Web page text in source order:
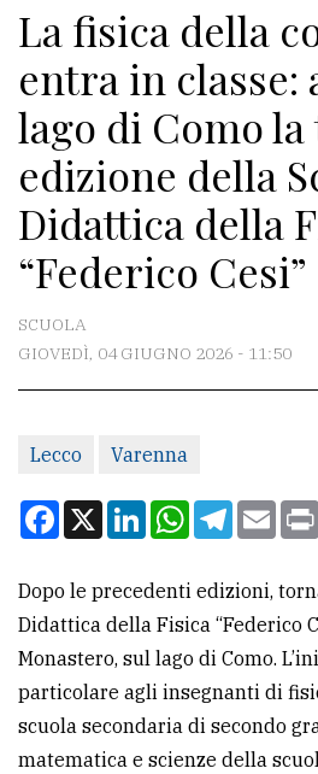
Meteo
CONTATTI
La
redazione
Scrivici
la
Cerca
comune
Ricerca
avanzata
LE
La fisica della
entra in classe:
lago di Como
edizione della
Didattica della
“Federico Cesi”
SCUOLA
GIOVEDÌ, 04 GIUGNO 2026 - 11:50
Lecco Varenna
Facebook
X LinkedInWhatsApp
Telegram
Dopo le precedenti edizioni,
Didattica della Fisica “Federico
Monastero, sul lago di Como.
particolare agli insegnanti di
scuola secondaria di secondo
matematica e scienze della